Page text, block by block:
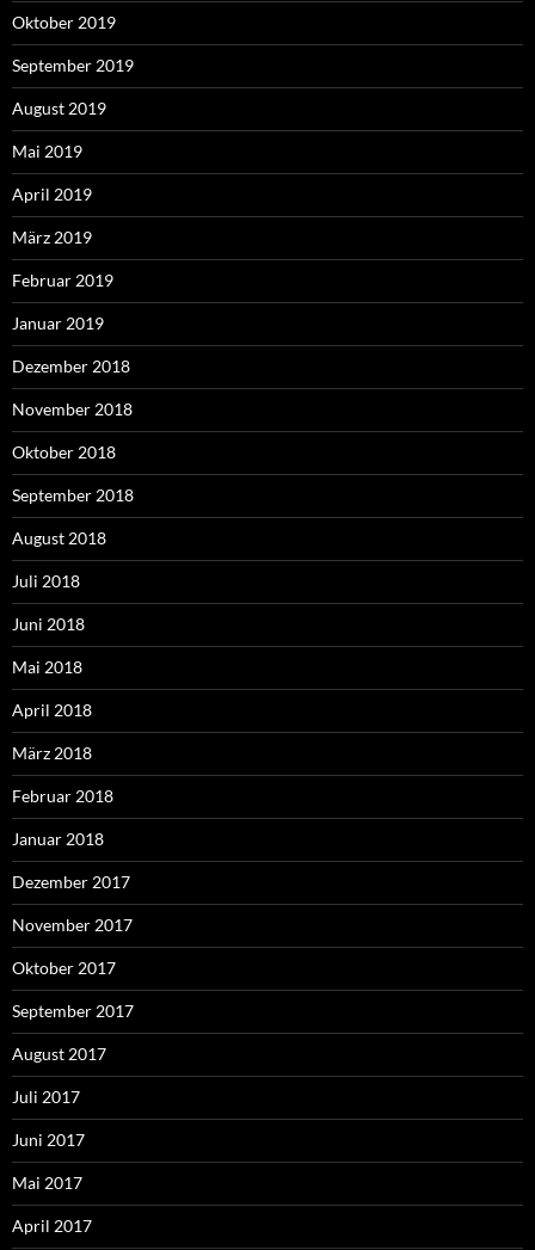
Oktober 2019
September 2019
August 2019
Mai 2019
April 2019
März 2019
Februar 2019
Januar 2019
Dezember 2018
November 2018
Oktober 2018
September 2018
August 2018
Juli 2018
Juni 2018
Mai 2018
April 2018
März 2018
Februar 2018
Januar 2018
Dezember 2017
November 2017
Oktober 2017
September 2017
August 2017
Juli 2017
Juni 2017
Mai 2017
April 2017